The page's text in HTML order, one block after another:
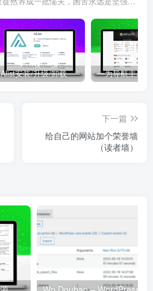
Alist安装/升级/卸载
下一篇
给自己的网站加个荣誉墙
（读者墙）